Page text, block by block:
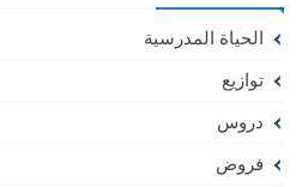
الحياة المدرسية
توازيع
دروس
فروض